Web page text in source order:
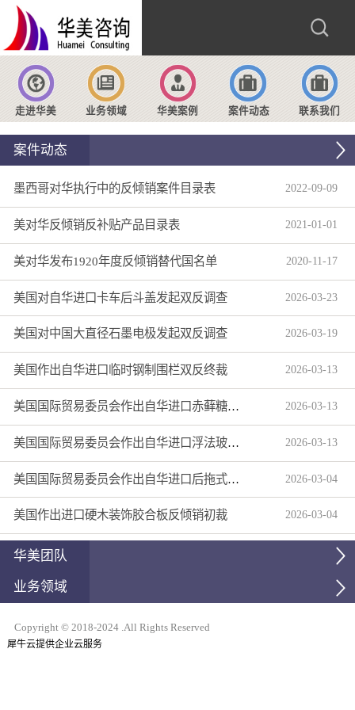
走进华美 业务领域 华美案例 案件动态 联系我们
案件动态
墨西哥对华执行中的反倾销案件目录表 2022-09-09
美对华反倾销反补贴产品目录表 2021 -01 -01
美对华发布1920年度反倾销替代国名单 2020-11 -17
美国对自华进口卡车后斗盖发起双反调查 2026-03-23
美国对中国大直径石墨电极发起双反调查 2026-03-19
美国作出自华进口临时钢制围栏双反终裁 2026-03-13
美国国际贸易委员会作出自华进口赤藓糖醇双反产业损害终裁 2026-03-13
美国国际贸易委员会作出自华进口浮法玻璃制品双反产业损害终裁 2026-03-13
美国国际贸易委员会作出自华进口后拖式草地维护设备及相关零部件第三次反倾销日落复审产业损害终裁 2026-03-04
美国作出进口硬木装饰胶合板反倾销初裁 2026-03-04
华美团队
业务领域
Copyright © 2018-2024 .All Rights Reserved
犀牛云提供企业云服务